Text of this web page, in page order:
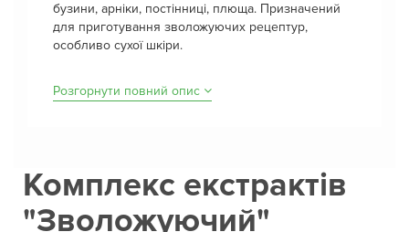
бузини, арніки, постінниці, плюща. Призначений
для приготування зволожуючих рецептур,
особливо сухої шкіри.
Розгорнути повний опис
Комплекс екстрактів
"Зволожуючий"